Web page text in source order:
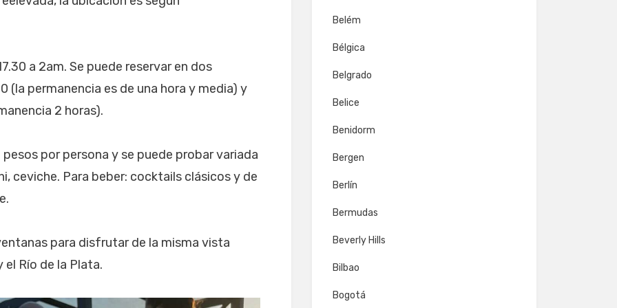
a 2am. Se puede reservar en dos
(la permanencia es de una hora y media) y
2 horas).
por persona y se puede probar variada
ceviche. Para beber: cocktails clásicos y de
para disfrutar de la misma vista
Río de la Plata.
Belém
Bélgica
Belgrado
Belice
Benidorm
Bergen
Berlín
Bermudas
Beverly Hills
Bilbao
Bogotá